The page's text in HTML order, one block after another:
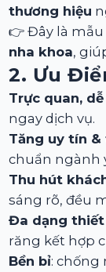
thương hiệu
👉 Đây là
nha khoa,
2. Ưu
Trực quan,
ngay dịch vụ.
Tăng uy tín
chuẩn ngành
Thu hút
sáng rõ, đều
Đa dạng
răng kết hợp
Bền bỉ: chống